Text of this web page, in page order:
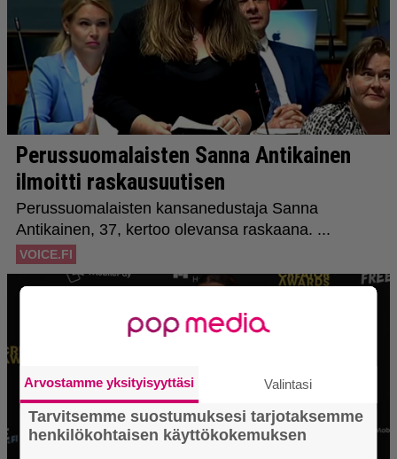
Arvostamme yksityisyyttäsi Valintasi
Tarvitsemme suostumuksesi tarjotaksemme
henkilökohtaisen käyttökokemuksen